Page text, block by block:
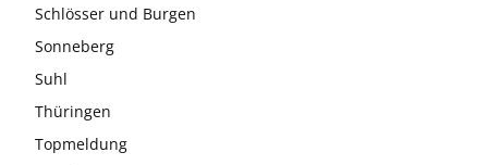
Schlösser und Burgen
Sonneberg
Suhl
Thüringen
Topmeldung